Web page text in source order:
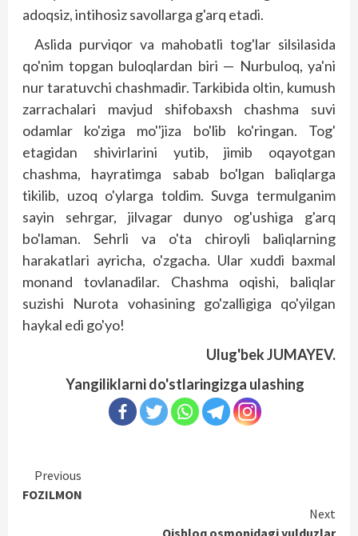
adoqsiz, intihosiz savollarga g'arq etadi.
Aslida purviqor va mahobatli tog'lar silsilasida
qo'nim topgan buloqlardan biri — Nurbuloq, ya'ni
nur taratuvchi chashmadir. Tarkibida oltin, kumush
zarrachalari mavjud shifobaxsh chashma suvi
odamlar ko'ziga mo''jiza bo'lib ko'ringan. Tog'
etagidan shivirlarini yutib, jimib oqayotgan
chashma, hayratimga sabab bo'lgan baliqlarga
tikilib, uzoq o'ylarga toldim. Suvga termulganim
sayin sehrgar, jilvagar dunyo og'ushiga g'arq
bo'laman. Sehrli va o'ta chiroyli baliqlarning
harakatlari ayricha, o'zgacha. Ular xuddi baxmal
monand tovlanadilar. Chashma oqishi, baliqlar
suzishi Nurota vohasining go'zalligiga qo'yilgan
haykal edi go'yo!
Ulug'bek JUMAYEV.
Yangiliklarni do'stlaringizga ulashing
Continue
Reading
Previous
FOZILMON
Next
Qishloq osmonidagi yulduzlar